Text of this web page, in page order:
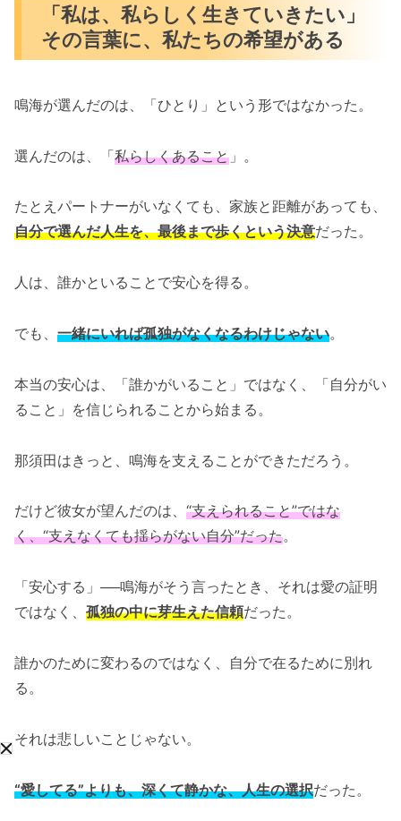
「私は、私らしく生きていきたい」
その言葉に、私たちの希望がある
鳴海が選んだのは、「ひとり」という形ではなかった。
選んだのは、「私らしくあること 」。
たとえパートナーがいなくても、家族と距離があっても、
自分で選んだ人生を、最後まで歩くという決意だった。
人は、誰かといることで安心を得る。
でも、 一緒にいれば孤独がなくなるわけじゃない。
本当の安心は、「誰かがいること」ではなく、「自分がい
ること」を信じられることから始まる。
那須田はきっと、鳴海を支えることができただろう。
だけど彼女が望んだのは、 “支えられること”ではな
く、“支えなくても揺らがない自分”だった。
「安心する」──鳴海がそう言ったとき、それは愛の証明
ではなく、 孤独の中に芽生えた信頼だった。
誰かのために変わるのではなく、自分で在るために別れ
る。
それは悲しいことじゃない。
“愛してる”よりも、深くて静かな、人生の選択だった。